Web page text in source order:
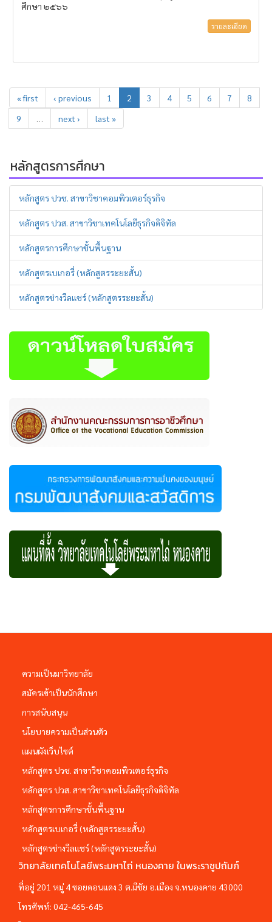
ศึกษา ๒๕๖๖
รายละเอียด
« first ‹ previous 1 2 3 4 5 6 7
8
9
… next › last »
หลักสูตรการศึกษา
หลักสูตร ปวช. สาขาวิชาคอมพิวเตอร์ธุรกิจ
หลักสูตร ปวส. สาขาวิชาเทคโนโลยีธุรกิจดิจิทัล
หลักสูตรการศึกษาชั้นพื้นฐาน
หลักสูตรเบเกอรี่ (หลักสูตรระยะสั้น)
หลักสูตรช่างวีลแชร์ (หลักสูตรระยะสั้น)
ความเป็นมาวิทยาลัย
สมัครเข้าเป็นนักศึกษา
การสนับสนุน
นโยบายความเป็นส่วนตัว
แผนผังเว็บไซต์
หลักสูตร ปวช. สาขาวิชาคอมพิวเตอร์ธุรกิจ
หลักสูตร ปวส. สาขาวิชาเทคโนโลยีธุรกิจดิจิทัล
หลักสูตรการศึกษาชั้นพื้นฐาน
หลักสูตรเบเกอรี่ (หลักสูตรระยะสั้น)
หลักสูตรช่างวีลแชร์ (หลักสูตรระยะสั้น)
วิทยาลัยเทคโนโลยีพระมหาไถ่ หนองคาย ในพระราชูปถัมภ์
ที่อยู่ 201 หมู่ 4 ซอยดอนแดง 3 ต.มีชัย อ.เมือง จ.หนองคาย 43000
โทรศัพท์: 042-465-645